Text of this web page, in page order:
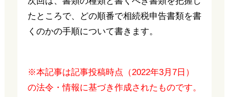
たところで、どの順番で相続税申告書類を書
くのかの手順について書きます。
※本記事は記事投稿時点（2022年3月7日）
の法令・情報に基づき作成されたものです。